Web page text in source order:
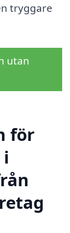
tryggare
utan
för